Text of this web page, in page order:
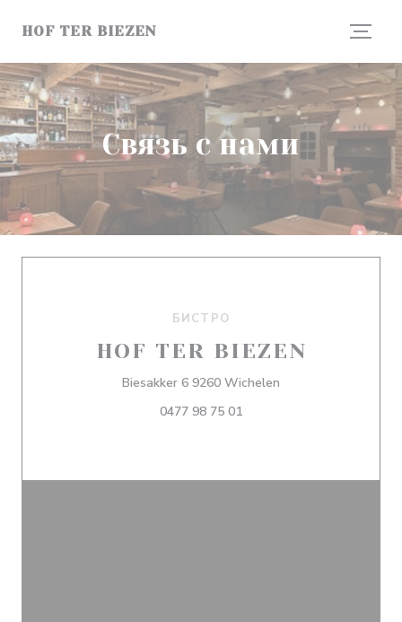
HOF TER BIEZEN
Связь с нами
БИСТРО
HOF TER BIEZEN
Biesakker 6 9260 Wichelen
0477 98 75 01